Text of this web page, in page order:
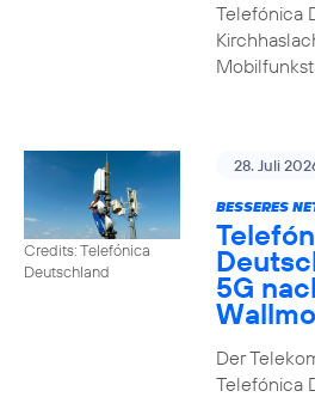
Telefónica
Credits: Telefónica
Deutschland
28. Juli
BESSERES
5G
Der
Telefónica